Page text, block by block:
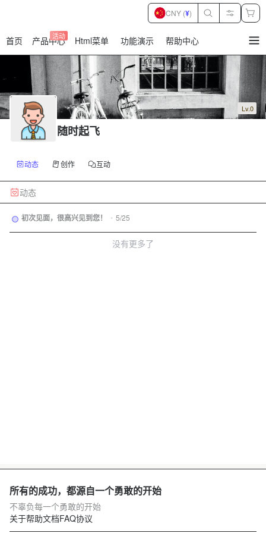
首页 产品中心
活动 Html菜单 功能演示 帮助中心
CNY (¥)
Lv.0
随时起飞
动态 创作 互动
动态
初次见面，很高兴见到您！ • 5/25
没有更多了
所有的成功，都源自一个勇敢的开始
不辜负每一个勇敢的开始
关于帮助文档FAQ协议